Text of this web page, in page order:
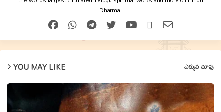
Dharma.
YOU MAY LIKE ఎక్కువ చూపు